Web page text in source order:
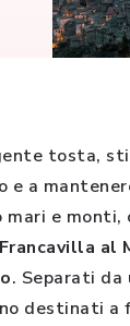
tosta,
a
e monti,
Francavilla al
. Separati da
destinati a